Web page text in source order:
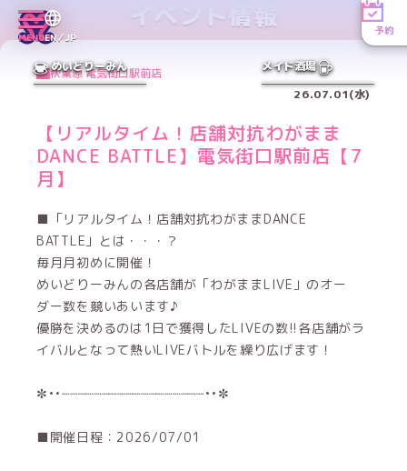
MENUEN／JP
予約
めいどりーみん メイド酒場
イベント情報
秋葉原 電気街口駅前店
26.07.01(水)
【リアルタイム！店舗対抗わがまま
DANCE BATTLE】電気街口駅前店【7
月】
■「リアルタイム！店舗対抗わがままDANCE
BATTLE」とは・・・？
毎月月初めに開催！
めいどりーみんの各店舗が「わがままLIVE」のオー
ダー数を競いあいます♪
優勝を決めるのは1日で獲得したLIVEの数!!各店舗がラ
イバルとなって熱いLIVEバトルを繰り広げます！
✼••┈┈┈┈┈┈┈┈┈┈┈┈┈┈┈┈┈┈••✼
■開催日程：2026/07/01